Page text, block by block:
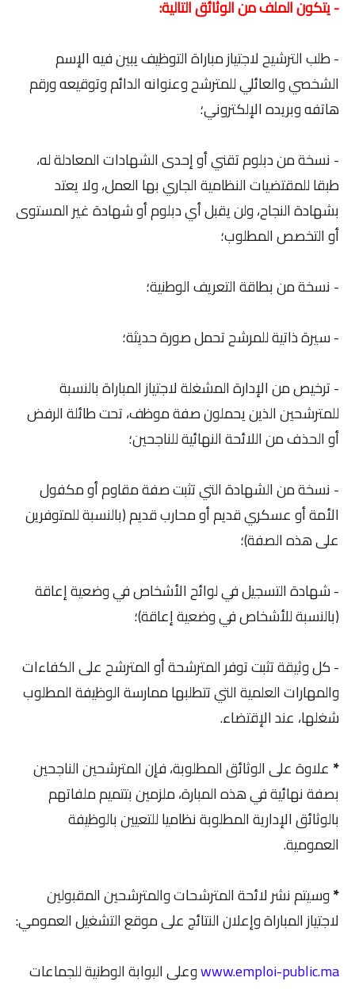
- يتكون الملف من الوثائق التالية:
- طلب الترشيح لاجتياز مباراة التوظيف يبين فيه الإسم
الشخصي والعائلي للمترشح وعنوانه الدائم وتوقيعه ورقم
هاتفه وبريده الإلكتروني؛
- نسخة من دبلوم تقني أو إحدى الشهادات المعادلة له،
طبقا للمقتضيات النظامية الجاري بها العمل، ولا يعتد
بشهادة النجاح، ولن يقبل أي دبلوم أو شهادة غير المستوى
أو التخصص المطلوب؛
- نسخة من بطاقة التعريف الوطنية؛
- سيرة ذاتية للمرشح تحمل صورة حديثة؛
- ترخيص من الإدارة المشغلة لاجتياز المباراة بالنسبة
للمترشحين الذين يحملون صفة موظف، تحت طائلة الرفض
أو الحذف من اللائحة النهائية للناجحين؛
- نسخة من الشهادة التي تثبت صفة مقاوم أو مكفول
الأمة أو عسكري قديم أو محارب قديم (بالنسبة للمتوفرين
على هذه الصفة)؛
- شهادة التسجيل في لوائح الأشخاص في وضعية إعاقة
(بالنسبة للأشخاص في وضعية إعاقة)؛
- كل وثيقة تثبت توفر المترشحة أو المترشح على الكفاءات
والمهارات العلمية التي تتطلبها ممارسة الوظيفة المطلوب
شغلها، عند الإقتضاء.
* علاوة على الوثائق المطلوبة، فإن المترشحين الناجحين
بصفة نهائية في هذه المبارة، ملزمين بتتميم ملفاتهم
بالوثائق الإدارية المطلوبة نظاميا للتعيين بالوظيفة
العمومية.
*وسيتم نشر لائحة المترشحات والمترشحين المقبولين
لاجتياز المباراة وإعلان النتائج على موقع التشغيل العمومي:
www.emploi-public.maوعلى البوابة الوطنية للجماعات